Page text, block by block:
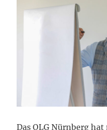
Das OLG Nürnberg